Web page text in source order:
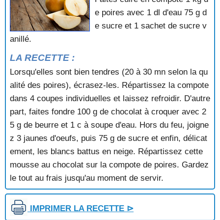
CONFITURE DE CHATAIGNES
CONFITURE DE CITRON
CONFITURE DE FIGUES VERTES
CONFITURE DE FRAISES AUX KIWIS
CONFITURE DE MANDARINES
CONFITURE DE MANGUES ET BANANES
CONFITURE DE MELON
CONFITURE DE MELON A LA MENTHE
CONFITURE DE MELON AUX FRAMBOISES
CONFITURE DE MIRABELLES
CONFITURE DE MIRABELLES AUX POMMES
CONFITURE DE MURES
CONFITURE DE PAMPLEMOUSSE A L'ORANGE
CONFITURE DE PAPAYES
CONFITURE DE PAPAYES A L'ORANGE
CONFITURE DE PASTEQUE
CONFITURE DE PASTEQUE AU MELON
e poires avec 1 dl d'eau 75 g d
e sucre et 1 sachet de sucre v
anillé.
LA RECETTE :
Lorsqu'elles sont bien tendres (20 à 30 mn selon la qu
alité des poires), écrasez-les. Répartissez la compote
dans 4 coupes individuelles et laissez refroidir. D'autre
part, faites fondre 100 g de chocolat à croquer avec 2
5 g de beurre et 1 c à soupe d'eau. Hors du feu, joigne
z 3 jaunes d'oeufs, puis 75 g de sucre et enfin, délicat
ement, les blancs battus en neige. Répartissez cette
mousse au chocolat sur la compote de poires. Gardez
le tout au frais jusqu'au moment de servir.
IMPRIMER LA RECETTE ⊳